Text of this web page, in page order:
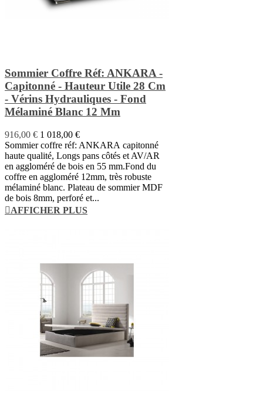
Sommier Coffre Réf: ANKARA -
Capitonné - Hauteur Utile 28 Cm
- Vérins Hydrauliques - Fond
Mélaminé Blanc 12 Mm
916,00 € 1 018,00 €
Sommier coffre réf: ANKARA capitonné
haute qualité, Longs pans côtés et AV/AR
en aggloméré de bois en 55 mm.Fond du
coffre en aggloméré 12mm, très robuste
mélaminé blanc. Plateau de sommier MDF
de bois 8mm, perforé et...
AFFICHER PLUS